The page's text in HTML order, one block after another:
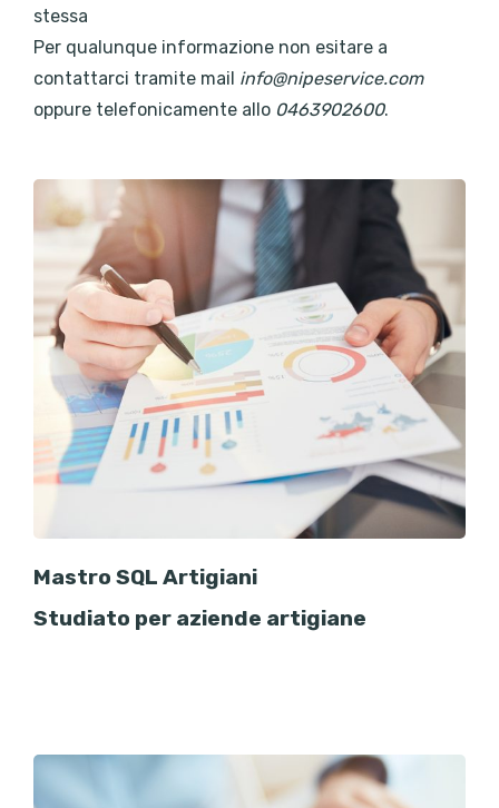
stessa
Per qualunque informazione non esitare a
contattarci tramite mail info@nipeservice.com
oppure telefonicamente allo 0463902600.
Mastro SQL Artigiani
Studiato per aziende artigiane